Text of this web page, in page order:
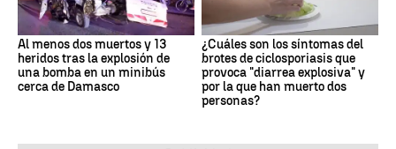
Al menos dos muertos y 13
heridos tras la explosión de
una bomba en un minibús
cerca de Damasco
¿Cuáles son los síntomas del
brotes de ciclosporiasis que
provoca "diarrea explosiva" y
por la que han muerto dos
personas?